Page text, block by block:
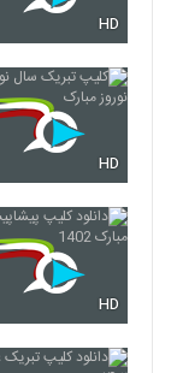
HD
HD
HD